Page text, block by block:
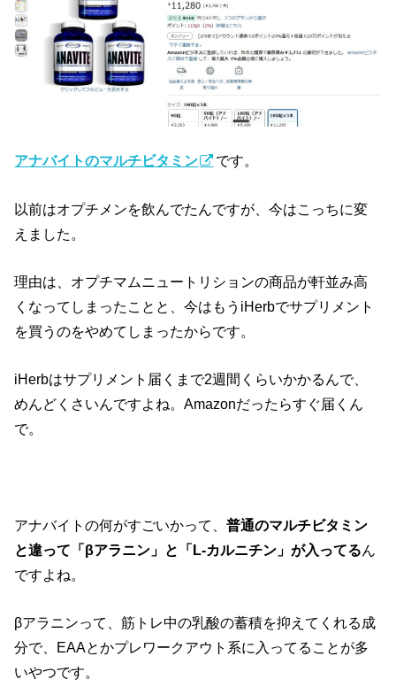
アナバイトのマルチビタミン です。
以前はオプチメンを飲んでたんですが、今はこっちに変
えました。
理由は、オプチマムニュートリションの商品が軒並み高
くなってしまったことと、今はもうiHerbでサプリメント
を買うのをやめてしまったからです。
iHerbはサプリメント届くまで2週間くらいかかるんで、
めんどくさいんですよね。Amazonだったらすぐ届くん
で。
アナバイトの何がすごいかって、普通のマルチビタミン
と違って「βアラニン」と「L-カルニチン」が入ってるん
ですよね。
βアラニンって、筋トレ中の乳酸の蓄積を抑えてくれる成
分で、EAAとかプレワークアウト系に入ってることが多
いやつです。